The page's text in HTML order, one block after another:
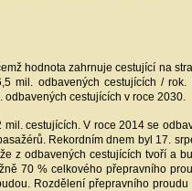
hodnota zahrnuje cestující na
mil. odbavených cestujících / rok.
odbavených cestujících v roce 2030.
cestujících. V roce 2014 se
Rekordním dnem byl 17.
z odbavených cestujících tvoří a
70 % celkového přepravního
Rozdělení přepravního proudu